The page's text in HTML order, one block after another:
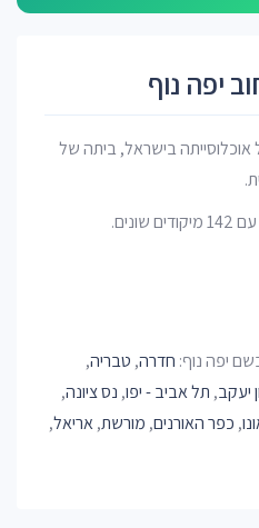
יפה נוף
אוכלוסייתה בישראל, ביתה של
חדרה, טבריה,
יעקב, תל אביב - יפו, נס ציונה,
, כפר האורנים, מורשת,אריאל,